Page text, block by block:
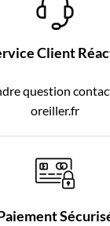
Client
question
oreiller.fr